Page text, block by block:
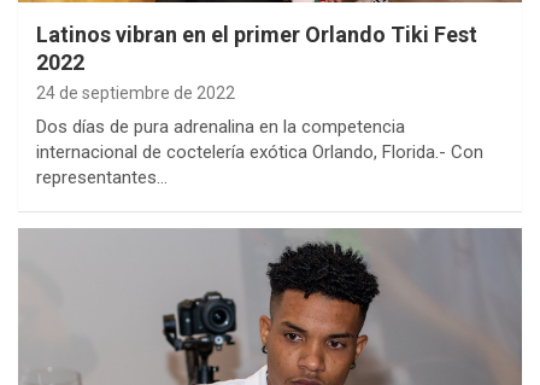
Latinos vibran en el primer Orlando Tiki Fest
2022
24 de septiembre de 2022
Dos días de pura adrenalina en la competencia
internacional de coctelería exótica Orlando, Florida.- Con
representantes…